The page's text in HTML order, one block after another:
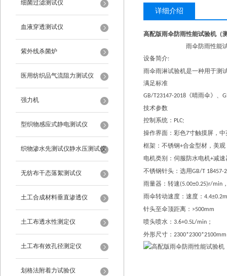
细菌过滤测试仪
血液穿透测试仪
紫外线杀菌炉
医用纺织品气流阻力测试仪
强力机
型织物感应式静电测试仪
织物渗水先测试仪静水压测试仪
无纺布干态落絮测试仪
土工合成材料垂直渗透仪
土工布透水性测定仪
土工布有效孔径测定仪
划格法附着力试验仪
详细介绍
高配版雨伞防雨性能试验机（
雨伞防雨性能
设备简介:
雨伞雨淋试验机是一种用于测
满足标准
GB/T23147-2018 《晴雨伞》、
技术参数
控制系统： PLC;
操作界面：彩色7寸触摸屏，
框架：不锈钢+合金型材，美
电机类别：伺服防水电机+减速
不锈钢针头 ： 选用GB/T 18457-
雨量器 ： 转速(5.00±0.25)r/min
雨伞转动速度 ：速度：
针头至伞顶距离 ： >500mm
喷头喷水 ： 3.6+0.5L/min ；
外形尺寸： 2300*2300*2100mm